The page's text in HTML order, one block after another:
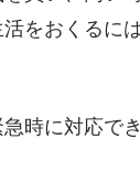
をおくるに
急時に対応で